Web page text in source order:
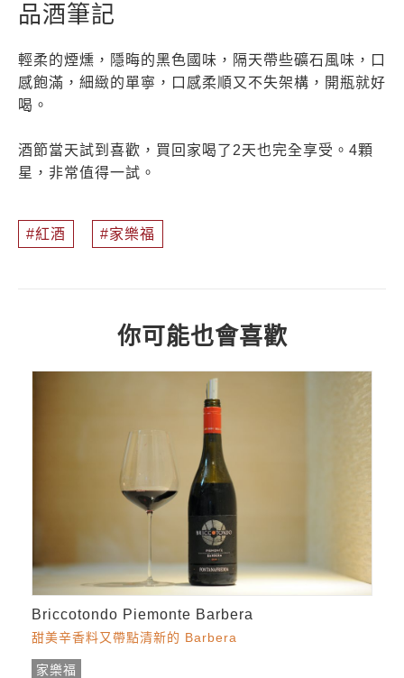
品酒筆記
輕柔的煙燻，隱晦的黑色國味，隔天帶些礦石風味，口
感飽滿，細緻的單寧，口感柔順又不失架構，開瓶就好
喝。
酒節當天試到喜歡，買回家喝了2天也完全享受。4顆
星，非常值得一試。
紅酒 家樂福
你可能也會喜歡
Briccotondo Piemonte Barbera
甜美辛香料又帶點清新的 Barbera
家樂福